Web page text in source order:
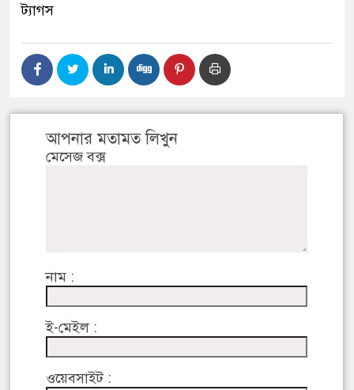
ট্যাগস
আপনার মতামত লিখুন
মেসেজ বক্স
নাম :
ই-মেইল :
ওয়েবসাইট :